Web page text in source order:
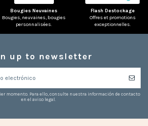
Bougies Neuvaines
Bougies, neuvaines, bougies
personnalisées.
Flash Destockage
Offres et promotions
exceptionnelles.
up to newsletter
momento. Para ello, consulte nuestra información de contacto
en el aviso legal.